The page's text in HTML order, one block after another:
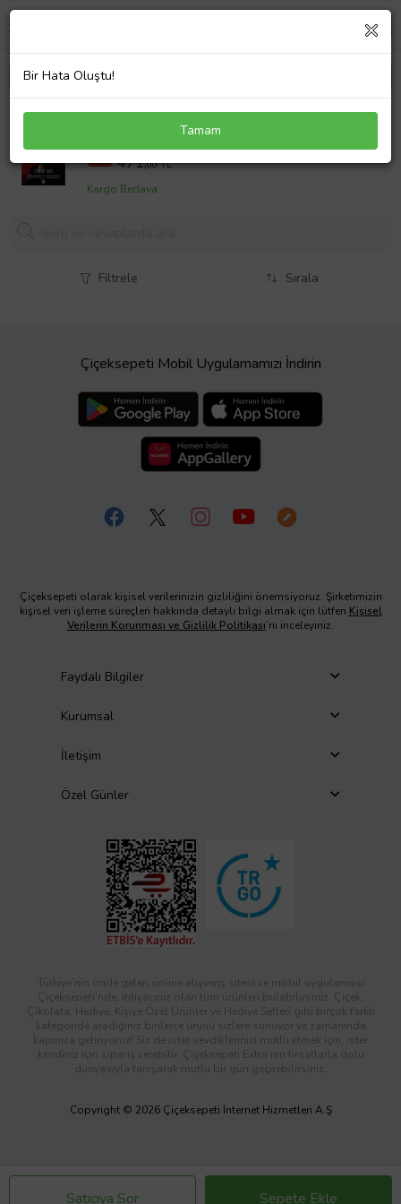
Zarif Bir Cinayet Gecesi
%17 570 TL
471,00 TL
Kargo Bedava
Satıcıya Sor Sepete Ekle
Filtrele Sırala
Çiçeksepeti Mobil Uygulamamızı İndirin
Çiçeksepeti olarak kişisel verilerinizin gizliliğini önemsiyoruz. Şirketimizin
kişisel veri işleme süreçleri hakkında detaylı bilgi almak için lütfen Kişisel
Verilerin Korunması ve Gizlilik Politikası’nı inceleyiniz.
Faydalı Bilgiler
Kurumsal
İletişim
Özel Günler
Türkiye’nin önde gelen online alışveriş sitesi ve mobil uygulaması
Çiçeksepeti’nde, ihtiyacınız olan tüm ürünleri bulabilirsiniz. Çiçek,
Çikolata, Hediye, Kişiye Özel Ürünler ve Hediye Setleri gibi birçok farklı
kategoride aradığınız binlerce ürünü sizlere sunuyor ve zamanında
kapınıza getiriyoruz! Siz de ister sevdiklerinizi mutlu etmek için, ister
kendiniz için sipariş verebilir; Çiçeksepeti Extra’nın fırsatlarla dolu
dünyasıyla tanışarak mutlu bir gün geçirebilirsiniz.
Copyright © 2026 Çiçeksepeti İnternet Hizmetleri A.Ş
Bir Hata Oluştu!
Tamam